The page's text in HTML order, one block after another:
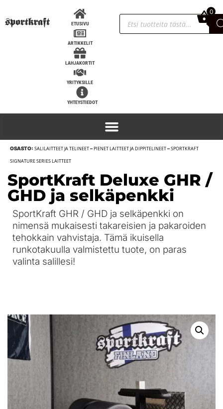
Titan Support Systems t-paita, 5 väriä -
9,90€ + LISÄÄ
ETUSIVU
ARTIKKELIT
LAHJAKORTIT
YRITYKSILLE
YHTEYSTIEDOT
0,00€
0
OSASTO: SALILAITTEET JA TELINEET–PIENET LAITTEET JA DIPPITELINEET–SPORTKRAFT
SIGNATURE SERIES LAITTEET
SportKraft Deluxe GHR /
GHD ja selkäpenkki
SportKraft GHR / GHD ja selkäpenkki on
nimensä mukaisesti takareisien ja pakaroiden
tehokkain vahvistaja. Tämä ikuisella
runkotakuulla valmistettu tuote, on paras
valinta salillesi!